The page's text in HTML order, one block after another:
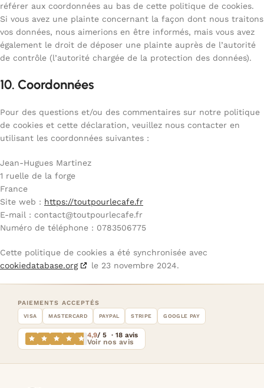
référer aux coordonnées au bas de cette politique de cookies.
Si vous avez une plainte concernant la façon dont nous traitons
vos données, nous aimerions en être informés, mais vous avez
également le droit de déposer une plainte auprès de l’autorité
de contrôle (l’autorité chargée de la protection des données).
10. Coordonnées
Pour des questions et/ou des commentaires sur notre politique
de cookies et cette déclaration, veuillez nous contacter en
utilisant les coordonnées suivantes :
Jean-Hugues Martinez
1 ruelle de la forge
France
Site web : https://toutpourlecafe.fr
E-mail : contact@toutpourlecafe.fr
Numéro de téléphone : 0783506775
Cette politique de cookies a été synchronisée avec
cookiedatabase.org
le 23 novembre 2024.
PAIEMENTS ACCEPTÉS
VISA MASTERCARD PAYPAL STRIPE GOOGLE PAY
4,9/ 5 · 18 avis
Voir nos avis